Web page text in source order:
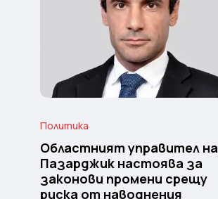
Политика
Областният управител на
Пазарджик настоява за
законови промени срещу
риска от наводнения